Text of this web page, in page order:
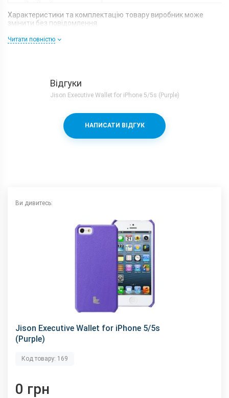
Характеристики та комплектацію товару виробник може
змінити без повідомлення.
Читати повністю
Відгуки
Jison Executive Wallet for iPhone 5/5s (Purple)
НАПИСАТИ ВІДГУК
Ви дивитесь:
Jison Executive Wallet for iPhone 5/5s
(Purple)
Код товару: 169
0 грн